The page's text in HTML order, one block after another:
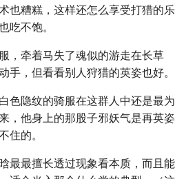
也糟糕，这样还怎么享受打猎的乐
吃不饱。
，牵着马失了魂似的游走在长草
手，但看看别人狩猎的英姿也好。
色隐纹的骑服在这群人中还是最为
，他身上的那股子邪妖气是再英姿
住的。
最最擅长透过现象看本质，而且能